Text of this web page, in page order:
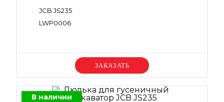
JCB JS235
LWP0006
Уточняйте цену
В наличии